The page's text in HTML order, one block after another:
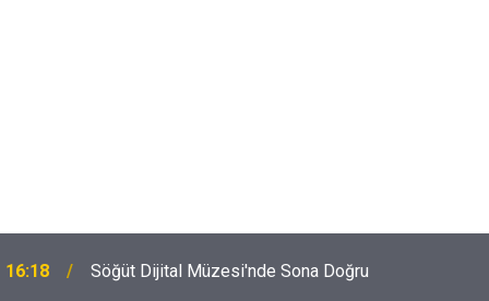
16:18 Söğüt Dijital Müzesi'nde Sona Doğru